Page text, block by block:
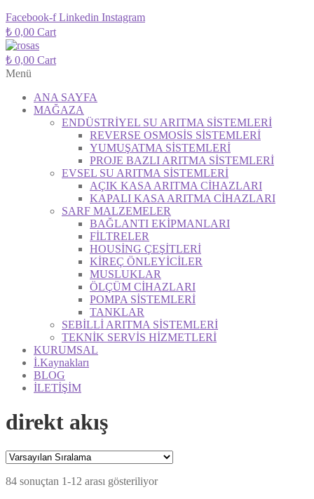
Facebook-f Linkedin Instagram
₺ 0,00 Cart
₺ 0,00 Cart
Menü
ANA SAYFA
MAĞAZA
ENDÜSTRİYEL SU ARITMA SİSTEMLERİ
REVERSE OSMOSİS SİSTEMLERİ
YUMUŞATMA SİSTEMLERİ
PROJE BAZLI ARITMA SİSTEMLERİ
EVSEL SU ARITMA SİSTEMLERİ
AÇIK KASA ARITMA CİHAZLARI
KAPALI KASA ARITMA CİHAZLARI
SARF MALZEMELER
BAĞLANTI EKİPMANLARI
FİLTRELER
HOUSİNG ÇEŞİTLERİ
KİREÇ ÖNLEYİCİLER
MUSLUKLAR
ÖLÇÜM CİHAZLARI
POMPA SİSTEMLERİ
TANKLAR
SEBİLLİ ARITMA SİSTEMLERİ
TEKNİK SERVİS HİZMETLERİ
KURUMSAL
İ.Kaynakları
BLOG
İLETİŞİM
direkt akış
84 sonuçtan 1-12 arası gösteriliyor